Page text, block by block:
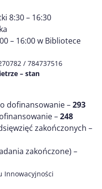
8:30 – 16:30
– 16:00 w Bibliotece
/ 784737516
– stan
dofinansowanie –293
–248
zakończonych –
zakończone) –
Innowacyjności